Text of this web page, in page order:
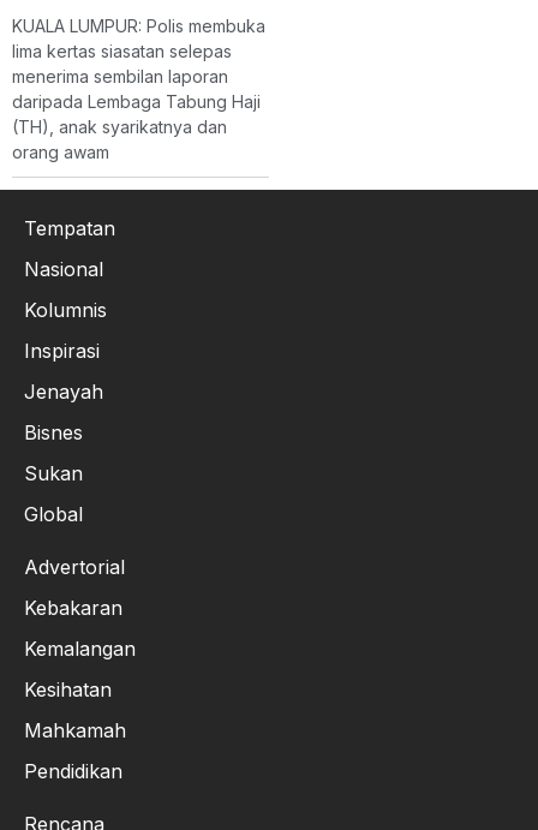
KUALA LUMPUR: Polis membuka
lima kertas siasatan selepas
menerima sembilan laporan
daripada Lembaga Tabung Haji
(TH), anak syarikatnya dan
orang awam
Tempatan
Nasional
Kolumnis
Inspirasi
Jenayah
Bisnes
Sukan
Global
Advertorial
Kebakaran
Kemalangan
Kesihatan
Mahkamah
Pendidikan
Rencana